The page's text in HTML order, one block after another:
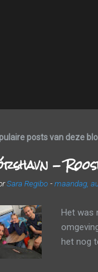
posts van deze
-
Sara Regibo -maandag,
Het was
het nog